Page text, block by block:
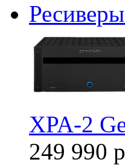
XPA-2
249 990